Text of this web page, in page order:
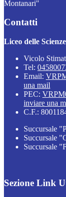
Montanari"
Contatti
Liceo delle
Vicolo
Tel:
Email:
una mail
PEC:
inviare una
C.F.:
Succursale
Succursale
Succursale
Sezione Link